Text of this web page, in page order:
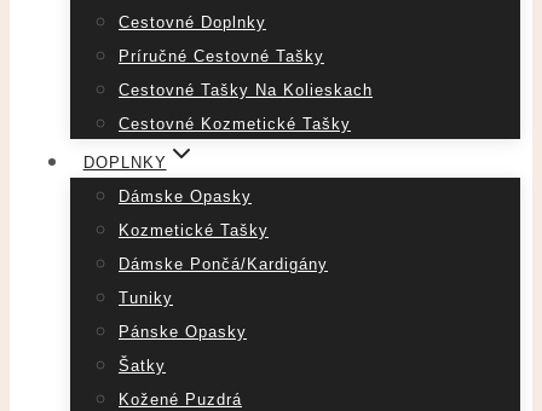
Cestovné Doplnky
Príručné Cestovné Tašky
Cestovné Tašky Na Kolieskach
Cestovné Kozmetické Tašky
DOPLNKY
Dámske Opasky
Kozmetické Tašky
Dámske Pončá/Kardigány
Tuniky
Pánske Opasky
Šatky
Kožené Puzdrá